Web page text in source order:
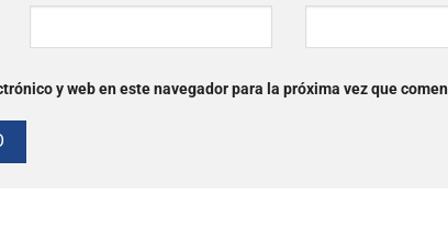
y web en este navegador para la próxima vez que